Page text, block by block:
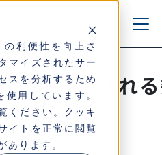
利便性を向上さ
マイズされたサー
スを分析するため
用しています。
ください。クッキ
イトを正常に閲覧
あります。
で必要とされ